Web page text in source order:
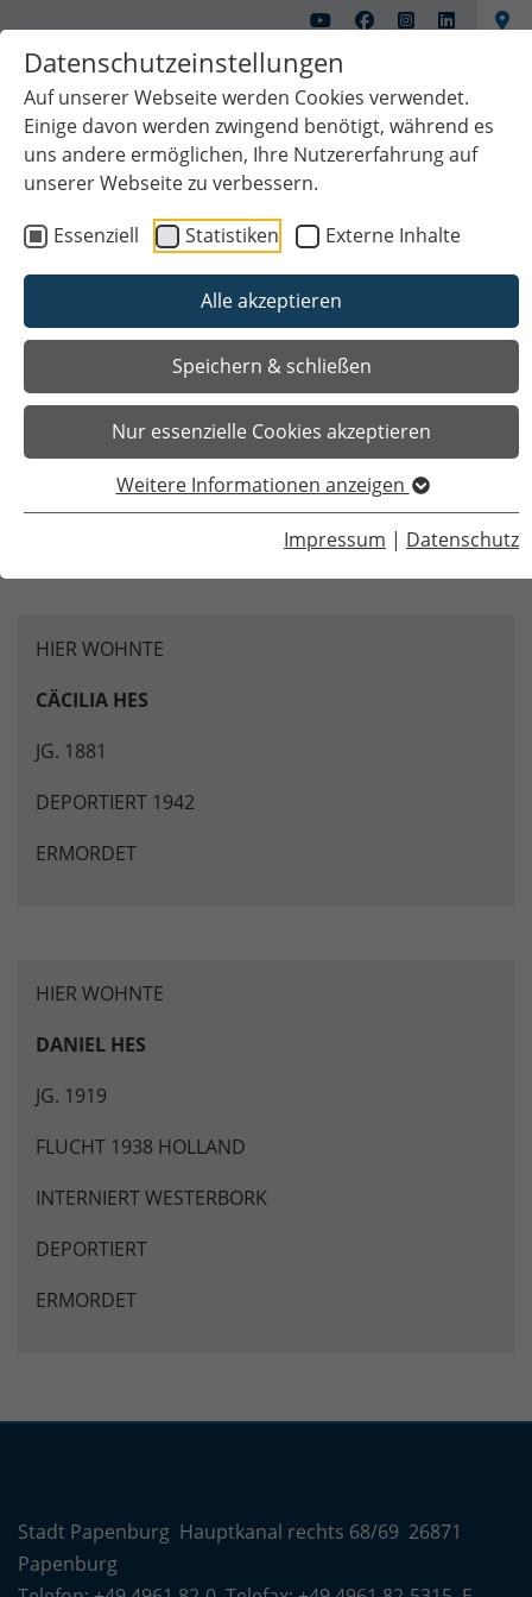
Datenschutzeinstellungen
Auf unserer Webseite werden Cookies verwendet.
Einige davon werden zwingend benötigt, während es
uns andere ermöglichen, Ihre Nutzererfahrung auf
unserer Webseite zu verbessern.
Essenziell
Statistiken Externe Inhalte
Alle akzeptieren
Speichern & schließen
Nur essenzielle Cookies akzeptieren
Weitere Informationen anzeigen
Impressum | Datenschutz
Das Wichtigste auf einen Blick
Startseite Unsere Stadt
Über uns
Daten & Geschichte
Stolpersteine im Stadtgebiet
Hauptkanal links 68 (gegenüber Rathaus)
HIER WOHNTE
CÄCILIA HES
JG. 1881
DEPORTIERT 1942
ERMORDET
HIER WOHNTE
DANIEL HES
JG. 1919
FLUCHT 1938 HOLLAND
INTERNIERT WESTERBORK
DEPORTIERT
ERMORDET
Stadt Papenburg Hauptkanal rechts 68/69 26871
Papenburg